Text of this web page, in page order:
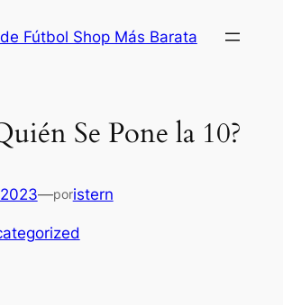
Fútbol Shop Más Barata
Se Pone la 10?
—poristern